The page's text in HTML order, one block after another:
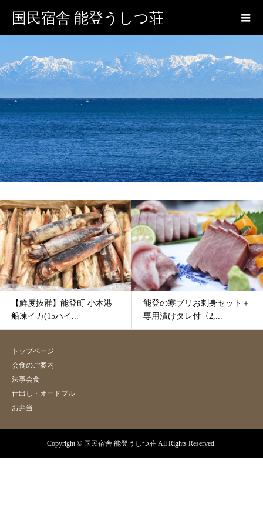
国民宿舎 能登うしつ荘
【鮮度抜群】能登町 小木港
船凍イカ(15ハイ...
能登の寒ブリお刺身セット＋
専用漬けタレ付〈2,...
トップページ
会食のご案内
法事会食
仕出し・オードブル
お弁当
Copyright © 国民宿舎 能登うしつ荘 All Rights Reserved.